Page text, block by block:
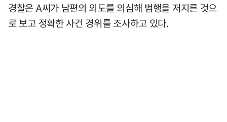
경찰은 A씨가 남편의 외도를 의심해 범행을 저지른 것으
로 보고 정확한 사건 경위를 조사하고 있다.